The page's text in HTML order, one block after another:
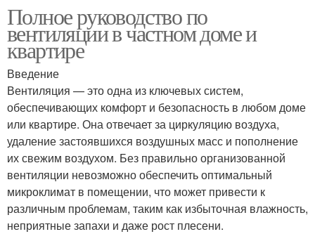
Полное руководство по
вентиляции в частном доме и
квартире
Введение
Вентиляция — это одна из ключевых систем,
обеспечивающих комфорт и безопасность в любом доме
или квартире. Она отвечает за циркуляцию воздуха,
удаление застоявшихся воздушных масс и пополнение
их свежим воздухом. Без правильно организованной
вентиляции невозможно обеспечить оптимальный
микроклимат в помещении, что может привести к
различным проблемам, таким как избыточная влажность,
неприятные запахи и даже рост плесени.